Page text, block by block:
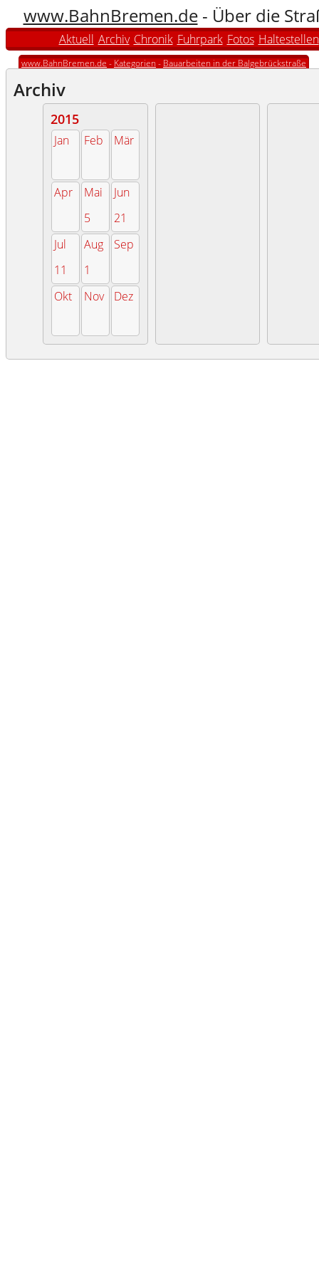
www.BahnBremen.de- Über die
Aktuell Archiv Chronik Fuhrpark Fotos Haltestellen
www.BahnBremen.de - Kategorien - Bauarbeiten in der Balgebrückstraße
Archiv
2015
Jan Feb Mär
Apr Mai
Jun
5
21
Jul
Aug
Sep
11
1
Okt
Nov Dez